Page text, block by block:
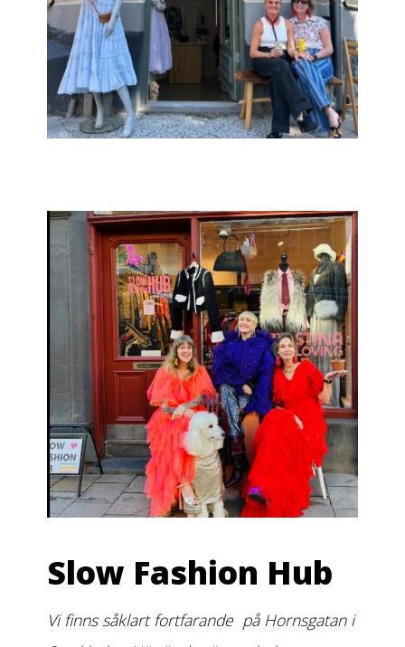
Slow Fashion Hub
Vi finns såklart fortfarande på Hornsgatan i